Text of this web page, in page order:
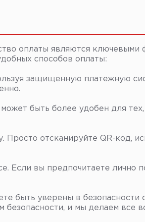
оплаты являются ключевыми
способов оплаты:
защищенную платежную
быть более удобен для тех,
отсканируйте QR-код,
Если вы предпочитаете лично
быть уверены в безопасности
безопасности, и мы делаем все